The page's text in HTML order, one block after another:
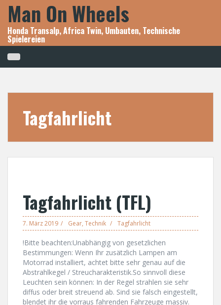
Skip
content
Man On Wheels
Honda Transalp, Africa Twin, Umbauten, Technische
Spielereien
Tagfahrlicht
Tagfahrlicht (TFL)
7. März 2019 Gear, Technik Tagfahrlicht
!Bitte beachten:Unabhängig von gesetzlichen
Bestimmungen: Wenn Ihr zusätzlich Lampen am
Motorrad installiert, achtet bitte sehr genau auf die
Abstrahlkegel / Streucharakteristik.So sinnvoll diese
Leuchten sein können: In der Regel strahlen sie sehr
diffus oder breit streuend ab. Sind sie falsch eingestellt,
blendet ihr die vorraus fahrenden Fahrzeuge massiv.